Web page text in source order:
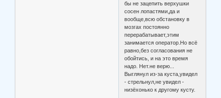
бы не зацепить верхушки
сосен лопастями,да и
вообще,всю обстановку в
мозгах постоянно
перерабатывает,этим
занимается оператор.Но всё
равно,без согласования не
обойтись, и на это время
надо. Нет.не верю...
Выглянул из-за куста,увидел
- стрельнул,не увидел -
низёхонько к другому кусту.